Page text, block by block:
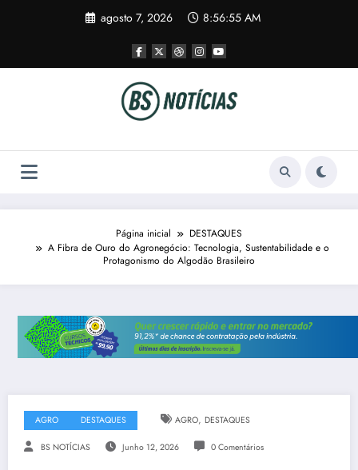
agosto 7, 2026 8:56:56 AM
Página inicial
DESTAQUES
A Fibra de Ouro do Agronegócio: Tecnologia, Sustentabilidade e o
Protagonismo do Algodão Brasileiro
AGRO DESTAQUES AGRO, DESTAQUES
BS NOTÍCIAS Junho 12, 2026 0 Comentários